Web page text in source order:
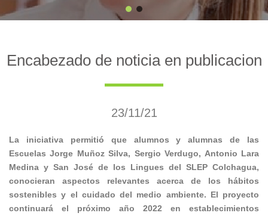
Encabezado de noticia en publicacion
23/11/21
La iniciativa permitió que alumnos y alumnas de las
Escuelas Jorge Muñoz Silva, Sergio Verdugo, Antonio Lara
Medina y San José de los Lingues del SLEP Colchagua,
conocieran aspectos relevantes acerca de los hábitos
sostenibles y el cuidado del medio ambiente. El proyecto
continuará el próximo año 2022 en establecimientos